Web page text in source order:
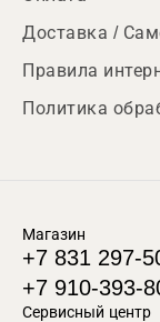
Доставка /
Правила
Политика
Магазин
+7 831 297-
+7 910-393-
Сервисный центр